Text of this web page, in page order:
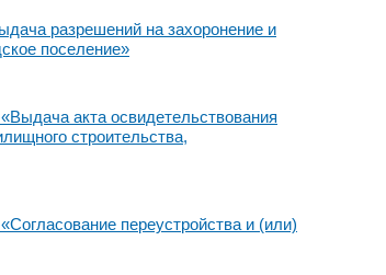
разрешений на захоронение и
поселение»
акта освидетельствования
строительства,
переустройства и (или)